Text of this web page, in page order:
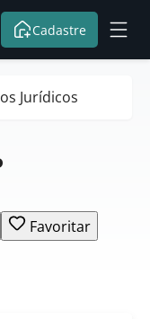
Cadastre
Jurídicos
Favoritar